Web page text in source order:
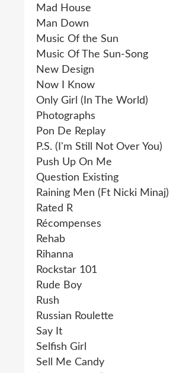
Mad House
Man Down
Music Of the Sun
Music Of The Sun-Song
New Design
Now I Know
Only Girl (In The World)
Photographs
Pon De Replay
P.S. (I'm Still Not Over You)
Push Up On Me
Question Existing
Raining Men (Ft Nicki Minaj)
Rated R
Récompenses
Rehab
Rihanna
Rockstar 101
Rude Boy
Rush
Russian Roulette
Say It
Selfish Girl
Sell Me Candy